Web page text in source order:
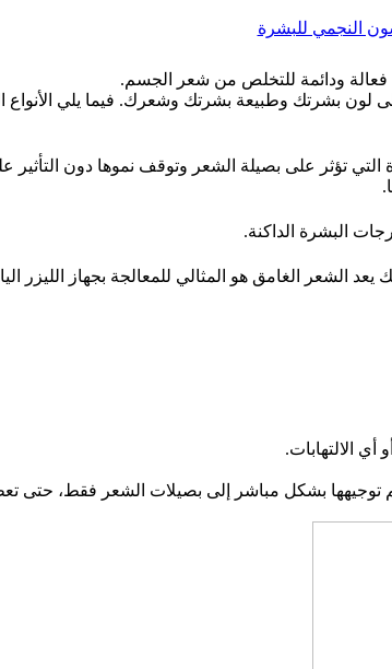
النجمي للبشرة
فعالة ودائمة للتخلص من شعر الجسم.
لون بشرتك وطبيعة بشرتك وشعرك. فيما يلي الأنواع
التي تؤثر على بصيلة الشعر وتوقف نموها دون التأثير
البشرة الداكنة.
الشعر الغامق هو المثالي للمعالجة بجهاز الليزر
الالتهابات.
بشكل مباشر إلى بصيلات الشعر فقط، حتى